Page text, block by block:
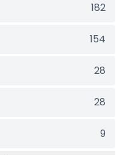
182
154
28
28
9